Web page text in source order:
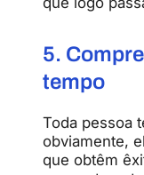
5.
tempo
Toda pessoa
obviamente,
que obtêm